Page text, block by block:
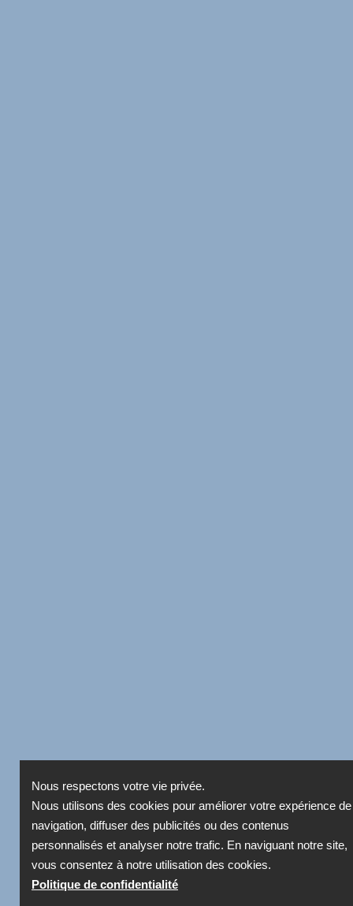
Nous respectons votre vie privée.
Nous utilisons des cookies pour améliorer votre expérience de
navigation, diffuser des publicités ou des contenus
personnalisés et analyser notre trafic. En naviguant notre site,
vous consentez à notre utilisation des cookies.
Politique de confidentialité